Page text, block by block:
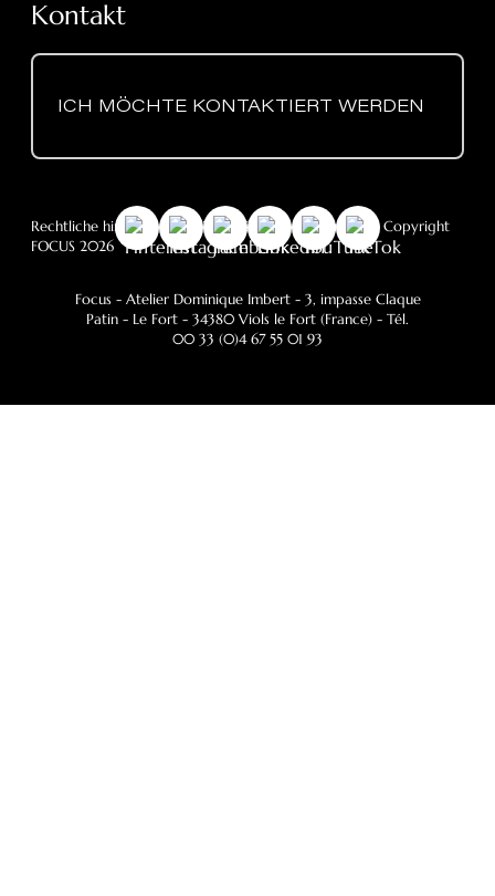
Kontakt
ICH MÖCHTE KONTAKTIERT WERDEN
Rechtliche hinweise -DSGVO - Cookie-Richtlinie- © Copyright
FOCUS 2026
Focus - Atelier Dominique Imbert- 3, impasse Claque
Patin - Le Fort - 34380 Viols le Fort (France) - Tél.
00 33 (0)4 67 55 01 93